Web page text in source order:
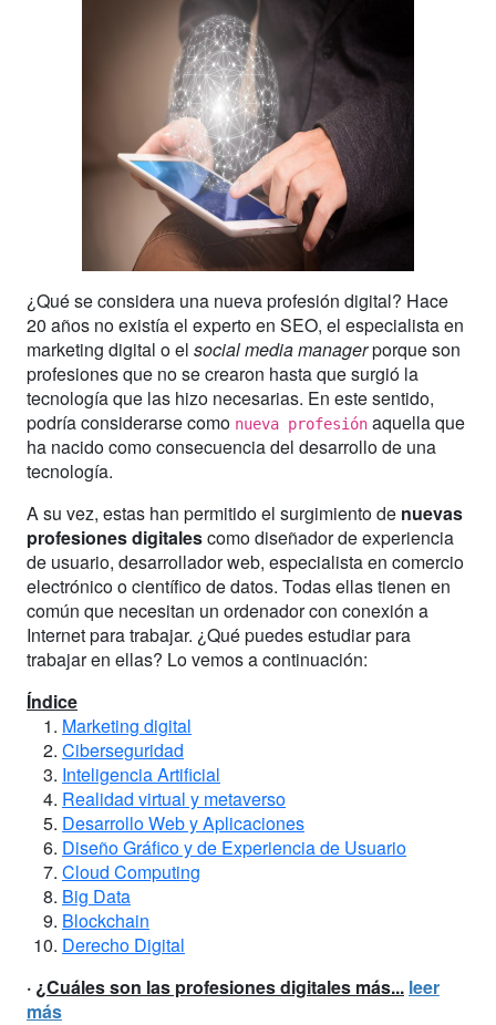
¿Qué se considera una nueva profesión digital? Hace
20 años no existía el experto en SEO, el especialista en
marketing digital o el social media managerporque son
profesiones que no se crearon hasta que surgió la
tecnología que las hizo necesarias. En este sentido,
podría considerarse como nueva profesión aquella que
ha nacido como consecuencia del desarrollo de una
tecnología.
A su vez, estas han permitido el surgimiento de nuevas
profesiones digitalescomo diseñador de experiencia
de usuario, desarrollador web, especialista en comercio
electrónico o científico de datos. Todas ellas tienen en
común que necesitan un ordenador con conexión a
Internet para trabajar. ¿Qué puedes estudiar para
trabajar en ellas? Lo vemos a continuación:
Índice
Marketing digital
Ciberseguridad
Inteligencia Artificial
Realidad virtual y metaverso
Desarrollo Web y Aplicaciones
Diseño Gráfico y de Experiencia de Usuario
Cloud Computing
Big Data
Blockchain
Derecho Digital
· ¿Cuáles son las profesiones digitales más... leer
más